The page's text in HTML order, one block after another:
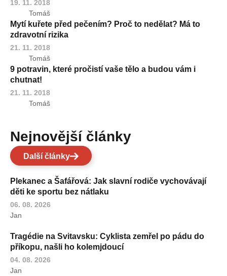
19. 11. 2018
Tomáš
Mytí kuřete před pečením? Proč to nedělat? Má to
zdravotní rizika
21. 11. 2018
Tomáš
9 potravin, které pročistí vaše tělo a budou vám i
chutnat!
21. 11. 2018
Tomáš
Nejnovější články
Další články
Plekanec a Šafářová: Jak slavní rodiče vychovávají
děti ke sportu bez nátlaku
06. 08. 2026
Jan
Tragédie na Svitavsku: Cyklista zemřel po pádu do
příkopu, našli ho kolemjdoucí
04. 08. 2026
Jan